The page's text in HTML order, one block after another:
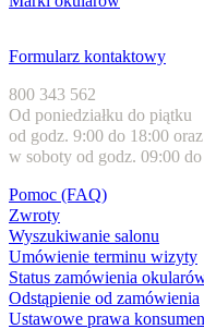
Formularz kontaktowy
800 343 562
Od poniedziałku do piątku
od godz. 9:00 do 18:00 oraz
w soboty od godz. 09:00
Pomoc (FAQ)
Zwroty
Wyszukiwanie salonu
Umówienie terminu wizyty
Status zamówienia
Odstąpienie od zamówienia
Ustawowe prawa